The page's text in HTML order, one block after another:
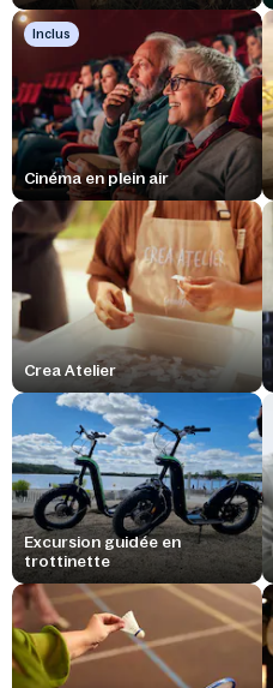
Inclus
Cinéma en plein air
Crea Atelier
Excursion guidée en
trottinette